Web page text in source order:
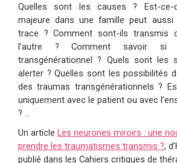
Quelles sont les causes ? Est-ce-
majeure dans une famille peut
trace ? Comment sont-ils transmis
l’autre ? Comment savoir si
transgénérationnel ? Quels sont les
alerter ? Quelles sont les possibilités
des traumas transgénérationnels ?
uniquement avec le patient ou avec
? …
Un article Les neurones miroirs : une
prendre les traumatismes transmis ?,
publié dans les Cahiers critiques de